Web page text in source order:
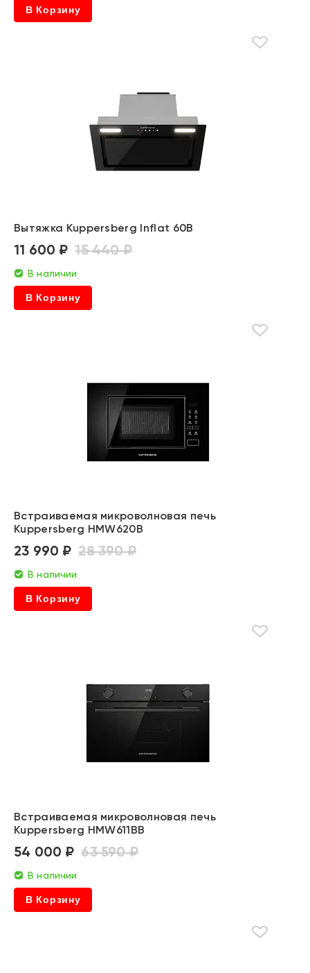
В Корзину
Вытяжка Kuppersberg Inflat 60B
11 600 ₽ 15 440 ₽
В наличии
В Корзину
Встраиваемая микроволновая печь
Kuppersberg HMW620B
23 990 ₽ 28 390 ₽
В наличии
В Корзину
Встраиваемая микроволновая печь
Kuppersberg HMW611BB
54 000 ₽ 63 590 ₽
В наличии
В Корзину